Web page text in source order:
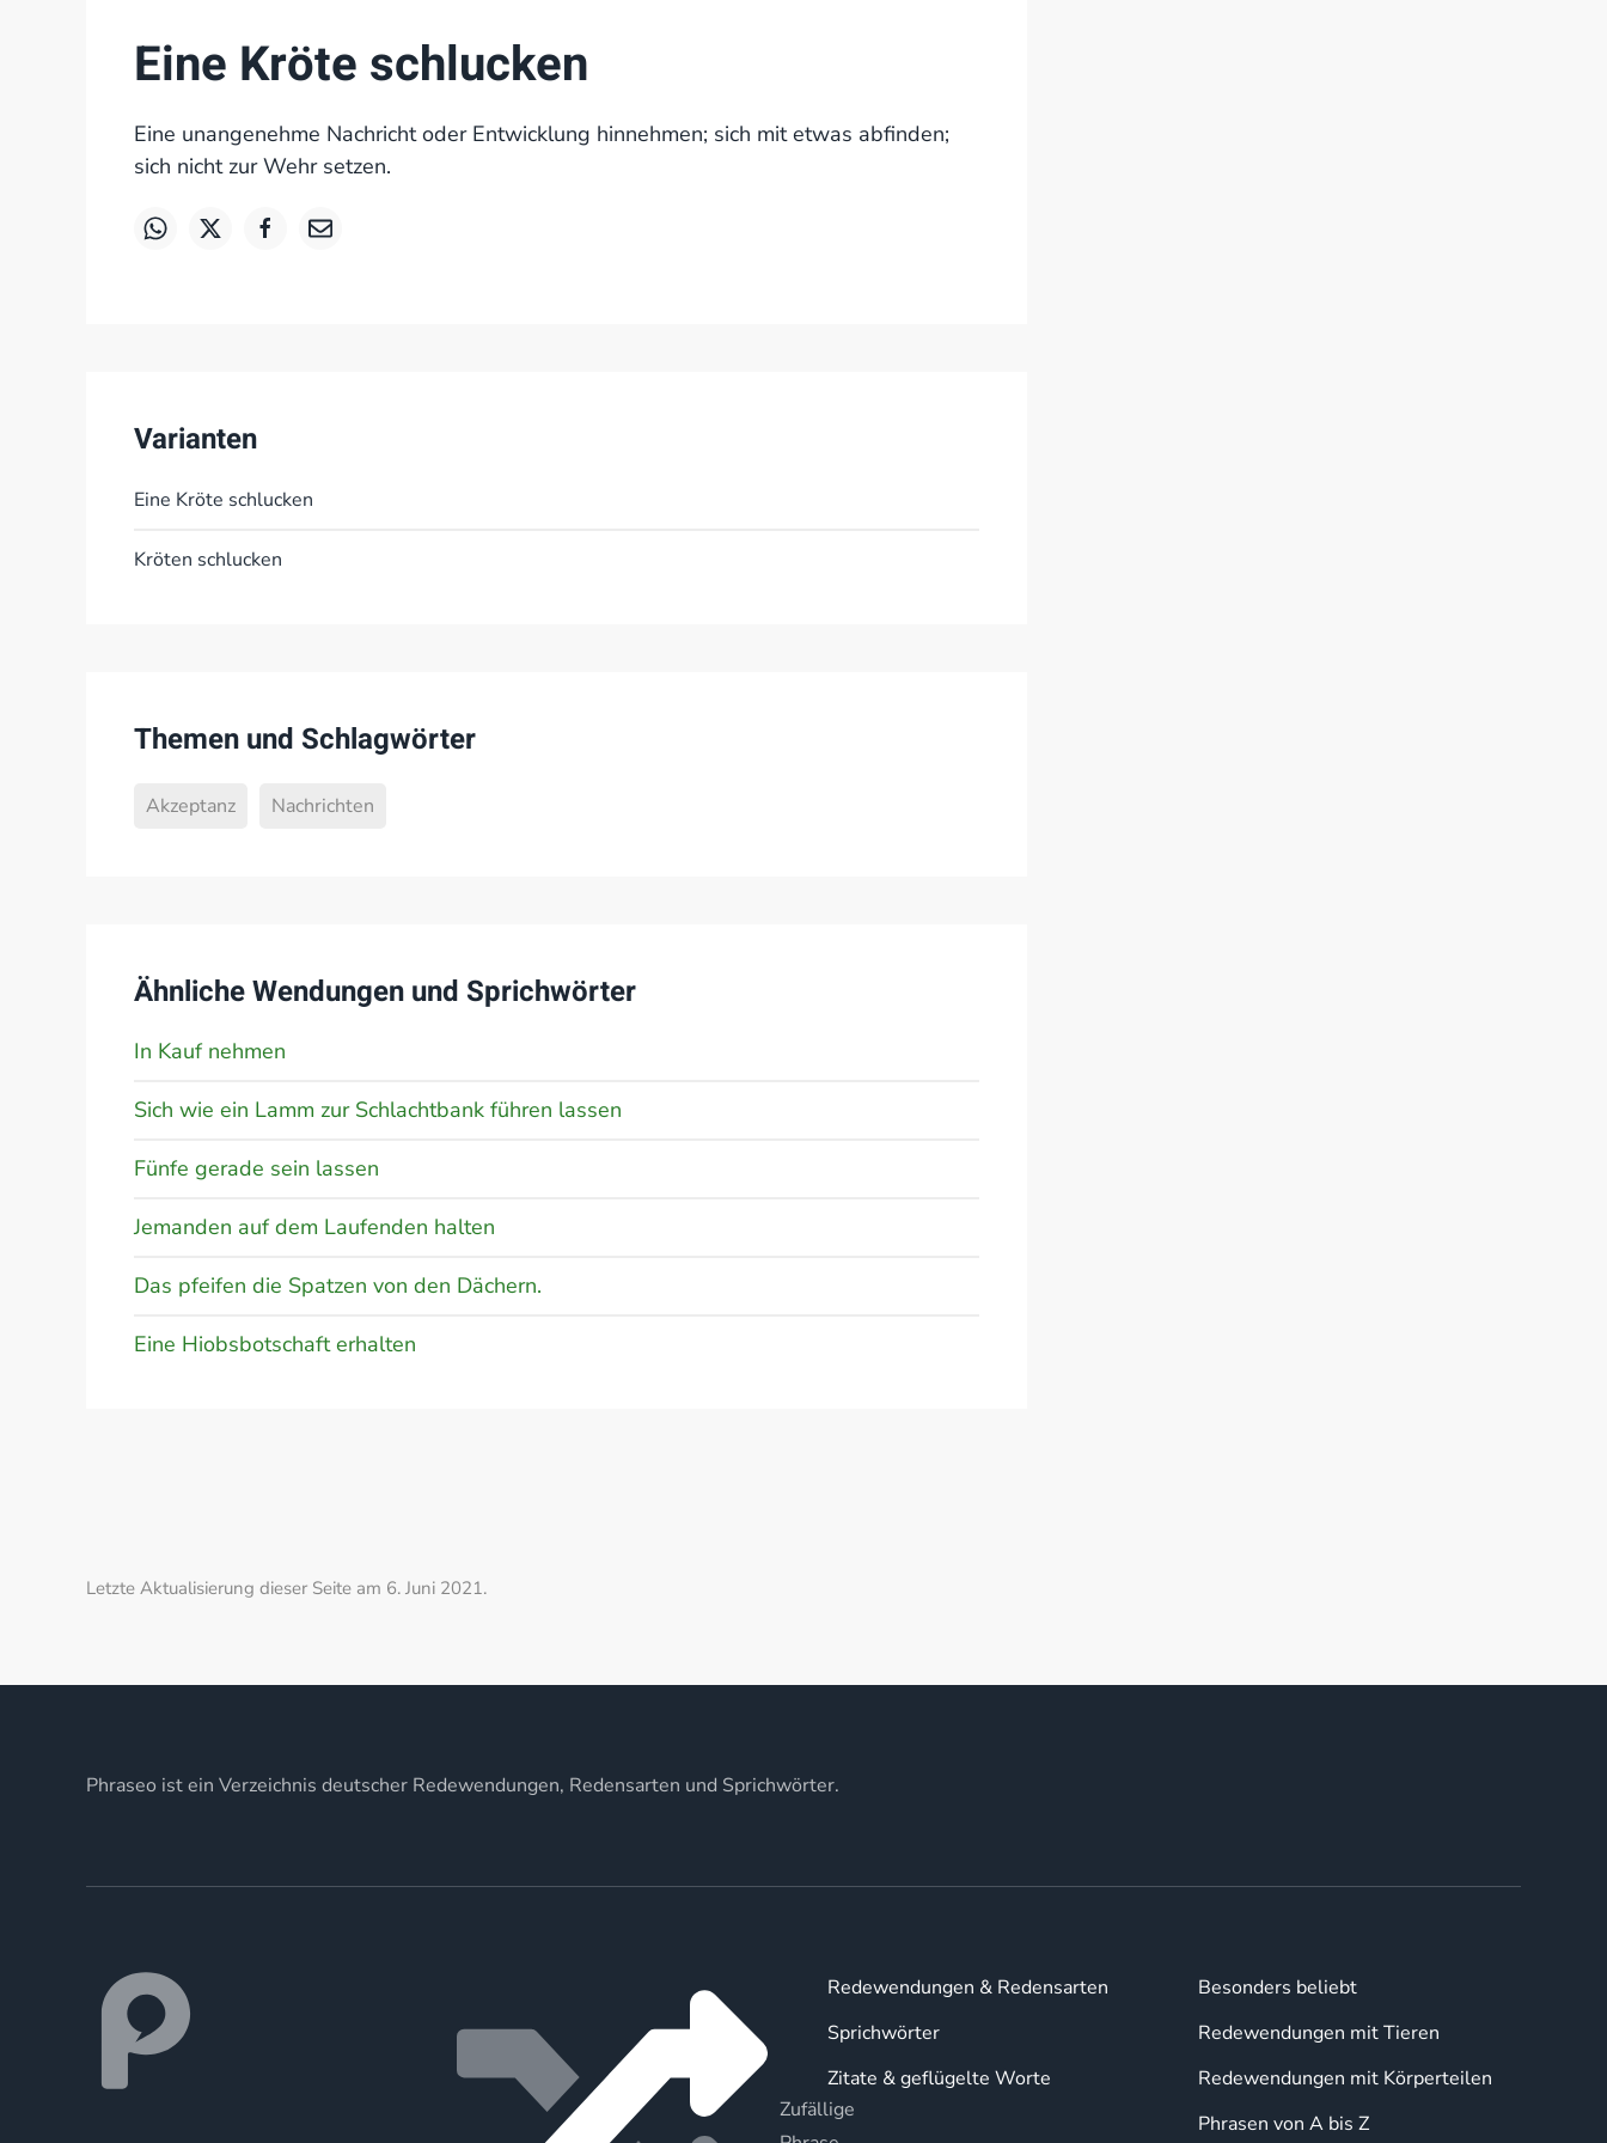
Eine Kröte schlucken
Eine unangenehme Nachricht oder Entwicklung hinnehmen; sich mit etwas abfinden;
sich nicht zur Wehr setzen.
Varianten
Eine Kröte schlucken
Kröten schlucken
Themen und Schlagwörter
Akzeptanz Nachrichten
Ähnliche Wendungen und Sprichwörter
In Kauf nehmen
Sich wie ein Lamm zur Schlachtbank führen lassen
Fünfe gerade sein lassen
Jemanden auf dem Laufenden halten
Das pfeifen die Spatzen von den Dächern.
Eine Hiobsbotschaft erhalten
Letzte Aktualisierung dieser Seite am 6. Juni 2021.
Phraseo ist ein Verzeichnis deutscher Redewendungen, Redensarten und Sprichwörter.
Zufällige
Redewendungen & Redensarten
Sprichwörter
Zitate & geflügelte Worte
Besonders beliebt
Redewendungen mit Tieren
Redewendungen mit Körperteilen
Phrasen von A bis Z